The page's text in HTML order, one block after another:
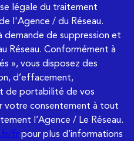
légale du traitement
l'Agence / du Réseau.
demande de suppression et
Réseau. Conformément à
», vous disposez des
d’effacement,
de portabilité de vos
votre consentement à tout
l’Agence / Le Réseau.
fr pour plus d’informations